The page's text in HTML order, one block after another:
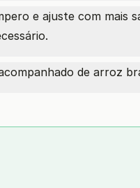
e ajuste com mais
de arroz